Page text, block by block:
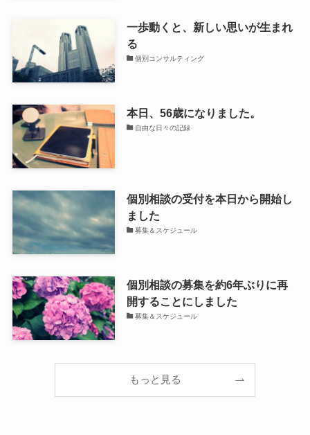
一歩動くと、新しい思いが生まれ
る
個別コンサルティング
本日、56歳になりました。
自由な日々の記録
個別相談の受付を本日から開始し
ました
募集＆スケジュール
個別相談の募集を約6年ぶりに再
開することにしました
募集＆スケジュール
もっと見る